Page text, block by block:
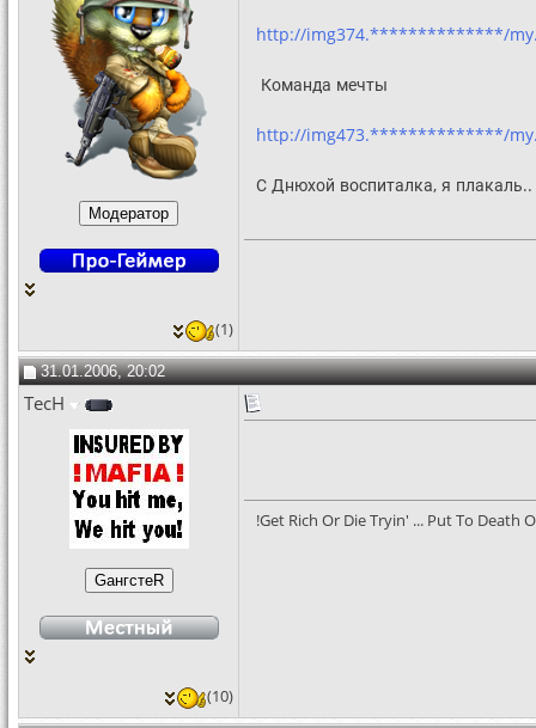
http://img374.**************/
Команда мечты
http://img473.**************/
С Днюхой воспиталка, я плакаль..
(1)
31.01.2006, 20:02
TecH
!Get Rich Or Die Tryin' ... Put To Death
(10)